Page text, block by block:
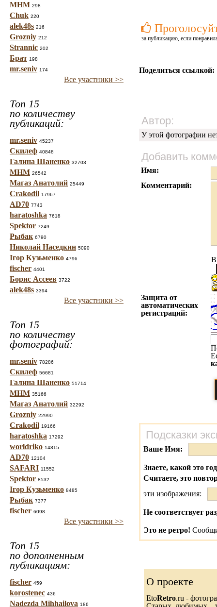
МНМ 298
Chuk 220
alek48s 216
Grozniy 212
Strannic 202
Брат 198
mr.seniv 174
Все участники >>
Топ 15
по количеству
публикаций:
mr.seniv 45237
Скилеф 40848
Галина Шаненко 32703
МНМ 26542
Магаз Анатолий 25449
Crakodil 17967
AD70 7743
haratoshka 7618
Spektor 7249
Рыбак 6790
Николай Наседкин 5090
Ігор Кузьменко 4796
fischer 4401
Борис Ассеев 3722
alek48s 3394
Все участники >>
Топ 15
по количеству
фотографий:
mr.seniv 78286
Скилеф 56681
Галина Шаненко 51714
МНМ 35166
Магаз Анатолий 32292
Grozniy 22990
Crakodil 19166
haratoshka 17292
worldriko 14815
AD70 12104
SAFARI 11552
Spektor 8532
Ігор Кузьменко 8485
Рыбак 7377
fischer 6098
Все участники >>
Топ 15
по дополненным
публикациям:
fischer 459
korostenec 436
Nadezda Mihhailova 186
за публикацию, если
Поделиться ссылкой:
Автор:
У этой фотографии
Добавить
Имя:
Комментарий:
Защита от
автоматических
регистраций:
Подсказки
Ваше Имя:
Знаете, какой это
Считаете, это
эти изображения:
Не соответствует
Это не ретро!
О проекте
EtoRetro.ru -